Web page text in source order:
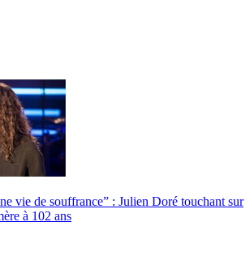
vie de souffrance” : Julien Doré touchant sur
à 102 ans